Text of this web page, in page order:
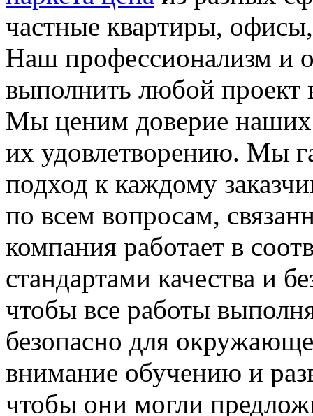
частные квартиры,
Наш профессионализм и
выполнить любой проект
Мы ценим доверие наших
их удовлетворению. Мы
подход к каждому
по всем вопросам,
компания работает в
стандартами качества и
чтобы все работы
безопасно для
внимание обучению и
чтобы они могли